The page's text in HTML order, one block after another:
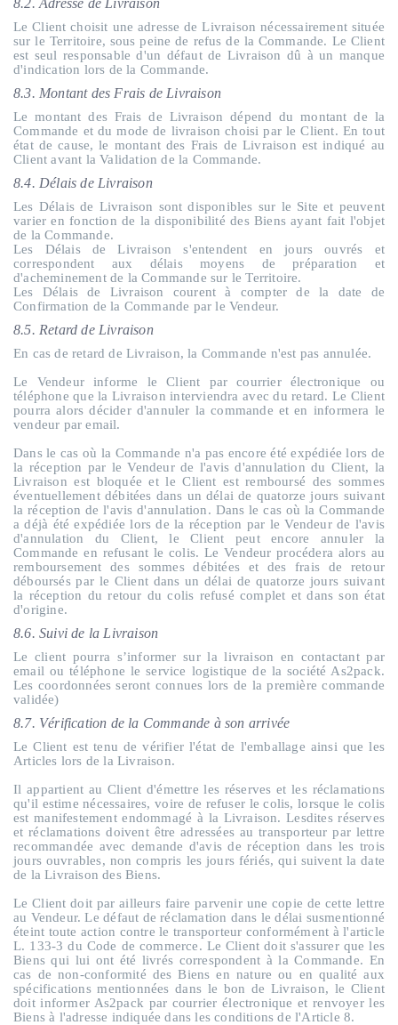
Le Client choisit une adresse de Livraison nécessairement située
sur le Territoire, sous peine de refus de la Commande. Le Client
est seul responsable d'un défaut de Livraison dû à un manque
d'indication lors de la Commande.
8.3. Montant des Frais de Livraison
Le montant des Frais de Livraison dépend du montant de la
Commande et du mode de livraison choisi par le Client. En tout
état de cause, le montant des Frais de Livraison est indiqué au
Client avant la Validation de la Commande.
8.4. Délais de Livraison
Les Délais de Livraison sont disponibles sur le Site et peuvent
varier en fonction de la disponibilité des Biens ayant fait l'objet
de la Commande.
Les Délais de Livraison s'entendent en jours ouvrés et
correspondent aux délais moyens de préparation et
d'acheminement de la Commande sur le Territoire.
Les Délais de Livraison courent à compter de la date de
Confirmation de la Commande par le Vendeur.
8.5. Retard de Livraison
En cas de retard de Livraison, la Commande n'est pas annulée.
Le Vendeur informe le Client par courrier électronique ou
téléphone que la Livraison interviendra avec du retard. Le Client
pourra alors décider d'annuler la commande et en informera le
vendeur par email.
Dans le cas où la Commande n'a pas encore été expédiée lors de
la réception par le Vendeur de l'avis d'annulation du Client, la
Livraison est bloquée et le Client est remboursé des sommes
éventuellement débitées dans un délai de quatorze jours suivant
la réception de l'avis d'annulation. Dans le cas où la Commande
a déjà été expédiée lors de la réception par le Vendeur de l'avis
d'annulation du Client, le Client peut encore annuler la
Commande en refusant le colis. Le Vendeur procédera alors au
remboursement des sommes débitées et des frais de retour
déboursés par le Client dans un délai de quatorze jours suivant
la réception du retour du colis refusé complet et dans son état
d'origine.
8.6. Suivi de la Livraison
Le client pourra s’informer sur la livraison en contactant par
email ou téléphone le service logistique de la société As2pack.
Les coordonnées seront connues lors de la première commande
validée)
8.7. Vérification de la Commande à son arrivée
Le Client est tenu de vérifier l'état de l'emballage ainsi que les
Articles lors de la Livraison.
Il appartient au Client d'émettre les réserves et les réclamations
qu'il estime nécessaires, voire de refuser le colis, lorsque le colis
est manifestement endommagé à la Livraison. Lesdites réserves
et réclamations doivent être adressées au transporteur par lettre
recommandée avec demande d'avis de réception dans les trois
jours ouvrables, non compris les jours fériés, qui suivent la date
de la Livraison des Biens.
Le Client doit par ailleurs faire parvenir une copie de cette lettre
au Vendeur. Le défaut de réclamation dans le délai susmentionné
éteint toute action contre le transporteur conformément à l'article
L. 133-3 du Code de commerce. Le Client doit s'assurer que les
Biens qui lui ont été livrés correspondent à la Commande. En
cas de non-conformité des Biens en nature ou en qualité aux
spécifications mentionnées dans le bon de Livraison, le Client
doit informer As2pack par courrier électronique et renvoyer les
Biens à l'adresse indiquée dans les conditions de l'Article 8.